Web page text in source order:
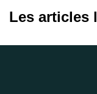
Les articles